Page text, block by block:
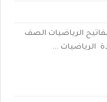
الرياضيات الصف
الرياضيات ...